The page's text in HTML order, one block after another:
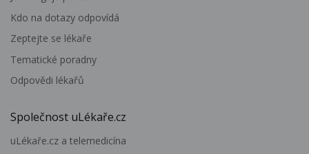
Kdo na dotazy odpovídá
Zeptejte se lékaře
Tematické poradny
Odpovědi lékařů
Společnost uLékaře.cz
uLékaře.cz a telemedicína